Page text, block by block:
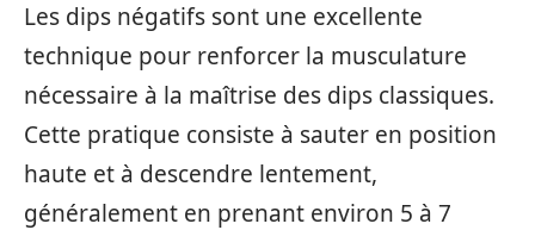
Les dips négatifs sont une excellente
technique pour renforcer la musculature
nécessaire à la maîtrise des dips classiques.
Cette pratique consiste à sauter en position
haute et à descendre lentement,
généralement en prenant environ 5 à 7